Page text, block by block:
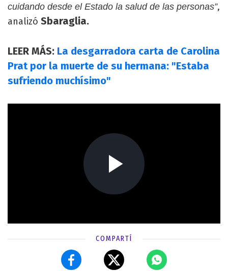
cuidando desde el Estado la salud de las personas”,
analizó Sbaraglia.
LEER MÁS: La desgarradora carta de Carolina
Prat por la muerte de su hermana: "Estaba
sufriendo muchísimo"
COMPARTÍ